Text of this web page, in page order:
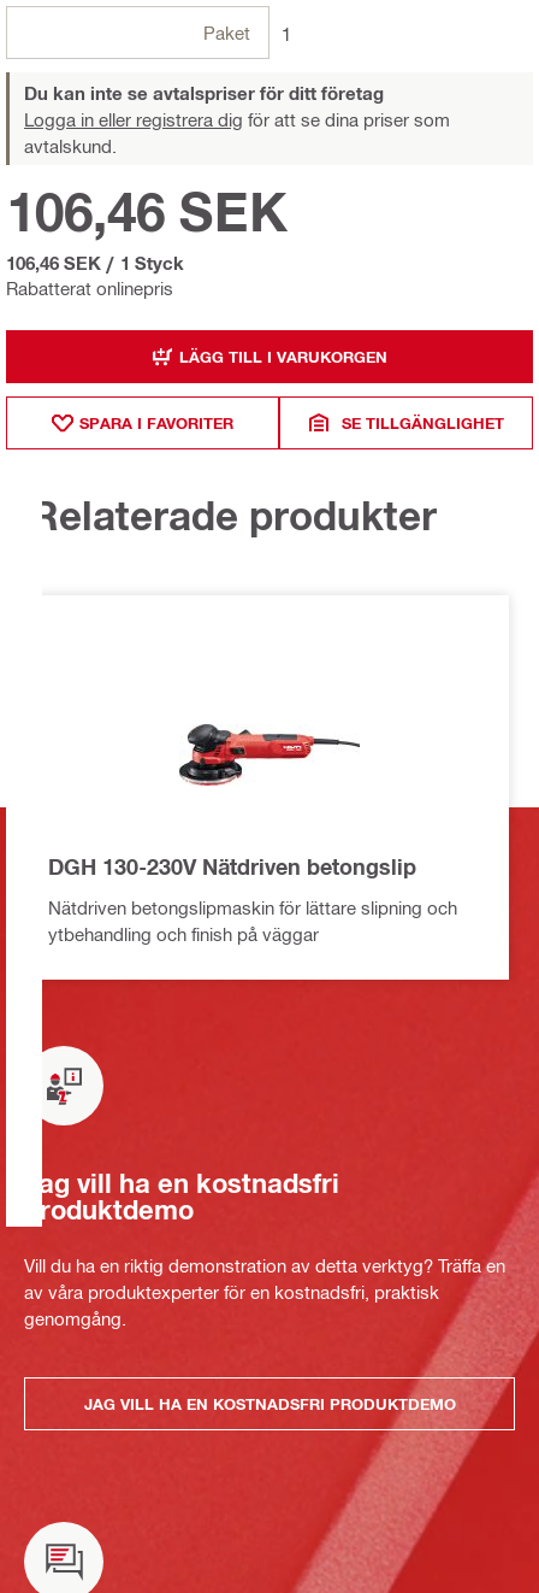
Paket 1
Du kan inte se avtalspriser för ditt företag
Logga in eller registrera dig för att se dina priser som
avtalskund.
Rabatterat onlinepris
106,46 SEK
106,46 SEK / 1 Styck
LÄGG TILL I VARUKORGEN
SPARA I FAVORITER SE TILLGÄNGLIGHET
Relaterade produkter
DGH 130-230V Nätdriven betongslip
Nätdriven betongslipmaskin för lättare slipning och
ytbehandling och finish på väggar
Jag vill ha en kostnadsfri
produktdemo
Vill du ha en riktig demonstration av detta verktyg? Träffa en
av våra produktexperter för en kostnadsfri, praktisk
genomgång.
JAG VILL HA EN KOSTNADSFRI PRODUKTDEMO